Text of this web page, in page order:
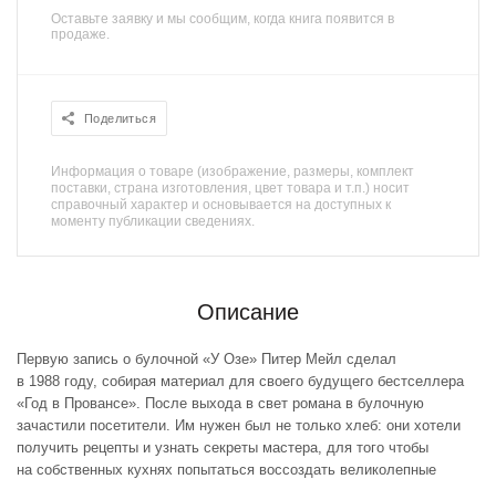
Оставьте заявку и мы сообщим, когда книга появится в
продаже.
Поделиться
Информация о товаре (изображение, размеры, комплект
поставки, страна изготовления, цвет товара и т.п.) носит
справочный характер и основывается на доступных к
моменту публикации сведениях.
Описание
Первую запись о булочной «У Озе» Питер Мейл сделал
в 1988 году, собирая материал для своего будущего бестселлера
«Год в Провансе». После выхода в свет романа в булочную
зачастили посетители. Им нужен был не только хлеб: они хотели
получить рецепты и узнать секреты мастера, для того чтобы
на собственных кухнях попытаться воссоздать великолепные